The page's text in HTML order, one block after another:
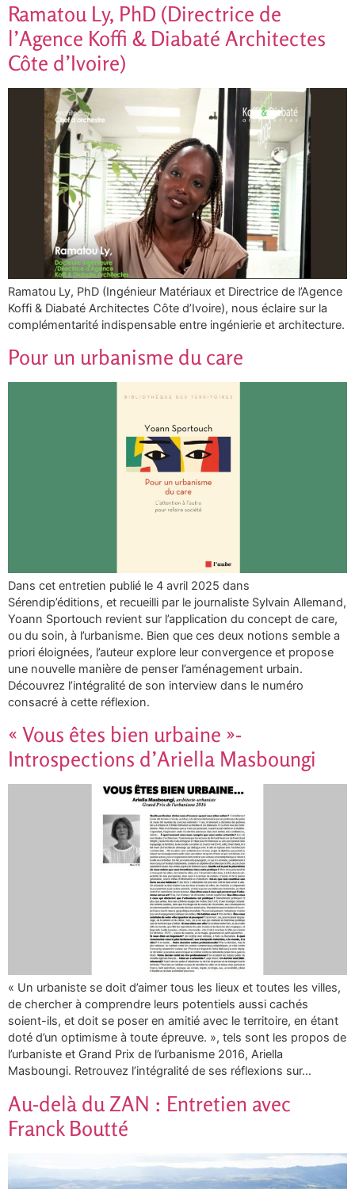
Ramatou Ly, PhD (Directrice de
l’Agence Koffi & Diabaté Architectes
Côte d’Ivoire)
Ramatou Ly, PhD (Ingénieur Matériaux et Directrice de l’Agence
Koffi & Diabaté Architectes Côte d’Ivoire), nous éclaire sur la
complémentarité indispensable entre ingénierie et architecture.
Pour un urbanisme du care
Dans cet entretien publié le 4 avril 2025 dans
Sérendip’éditions, et recueilli par le journaliste Sylvain Allemand,
Yoann Sportouch revient sur l’application du concept de care,
ou du soin, à l’urbanisme. Bien que ces deux notions semble a
priori éloignées, l’auteur explore leur convergence et propose
une nouvelle manière de penser l’aménagement urbain.
Découvrez l’intégralité de son interview dans le numéro
consacré à cette réflexion.
« Vous êtes bien urbaine »-
Introspections d’Ariella Masboungi
« Un urbaniste se doit d’aimer tous les lieux et toutes les villes,
de chercher à comprendre leurs potentiels aussi cachés
soient-ils, et doit se poser en amitié avec le territoire, en étant
doté d’un optimisme à toute épreuve. », tels sont les propos de
l’urbaniste et Grand Prix de l’urbanisme 2016, Ariella
Masboungi. Retrouvez l’intégralité de ses réflexions sur…
Au-delà du ZAN : Entretien avec
Franck Boutté